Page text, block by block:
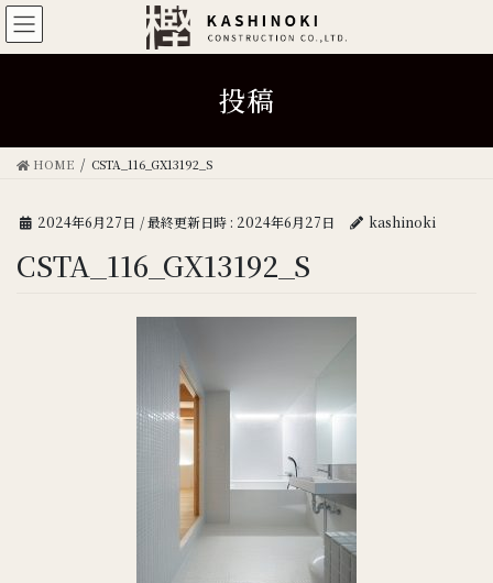
投稿
HOME CSTA_116_GX13192_S
2024年6月27日 / 最終更新日時 : 2024年6月27日 kashinoki
CSTA_116_GX13192_S